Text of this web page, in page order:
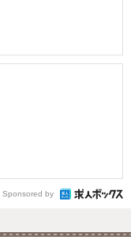
Sponsored by